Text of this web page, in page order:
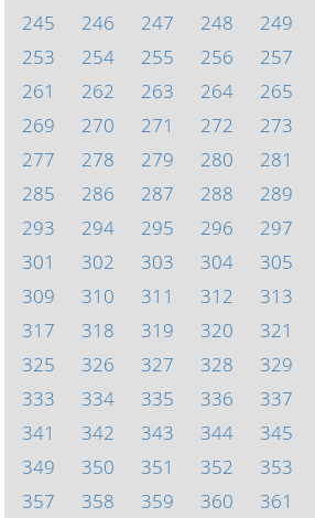
245
246 247 248 249
253
254 255 256 257
261
262 263 264 265
269
270 271 272 273
277
278 279 280 281
285
286 287 288 289
293
294 295 296 297
301
302 303 304 305
309
310 311 312 313
317
318 319 320 321
325
326 327 328 329
333
334 335 336 337
341
342 343 344 345
349
350 351 352 353
357
358 359 360 361